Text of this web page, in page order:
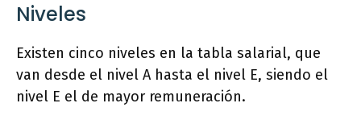
Niveles
Existen cinco niveles en la tabla salarial, que
van desde el nivel A hasta el nivel E, siendo el
nivel E el de mayor remuneración.